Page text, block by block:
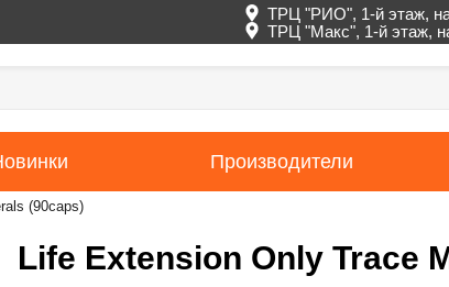
ТРЦ "РИО", 1-й этаж,
ТРЦ "Макс", 1-й этаж,
Производители
(90caps)
Life Extension Only Trace